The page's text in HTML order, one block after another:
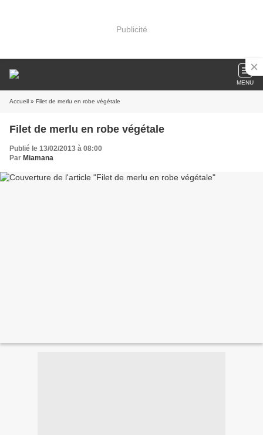
Publicité
MENU
Accueil » Filet de merlu en robe végétale
Filet de merlu en robe végétale
Publié le 13/02/2013 à 08:00
Par Miamana